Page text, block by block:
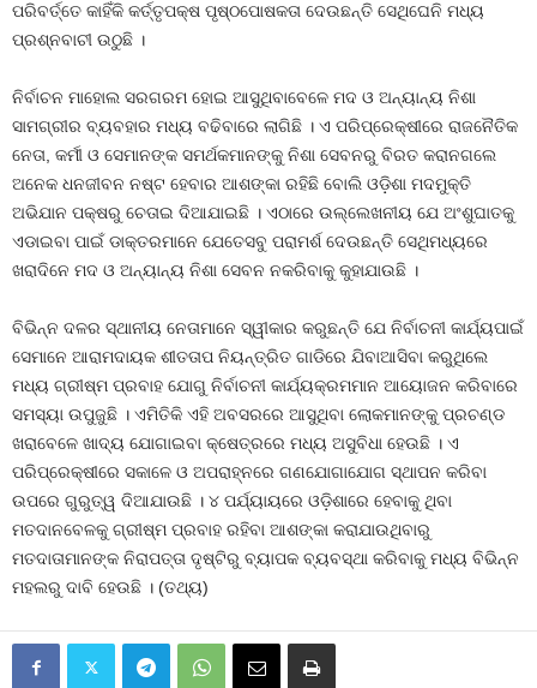
ପରିବର୍ତ୍ତେ କାହିଁକି କର୍ତ୍ତୃପକ୍ଷ ପୃଷ୍ଠପୋଷକତା ଦେଉଛନ୍ତି ସେଥିଘେନି ମଧ୍ୟ
ପ୍ରଶ୍ନବାଚୀ ଉଠୁଛି ।
ନିର୍ବାଚନ ମାହୋଲ ସରଗରମ ହୋଇ ଆସୁଥିବାବେଳେ ମଦ ଓ ଅନ୍ୟାନ୍ୟ ନିଶା
ସାମଗ୍ରୀର ବ୍ୟବହାର ମଧ୍ୟ ବଢିବାରେ ଲାଗିଛି । ଏ ପରିପ୍ରେକ୍ଷୀରେ ରାଜନୈତିକ
ନେତା, କର୍ମୀ ଓ ସେମାନଙ୍କ ସମର୍ଥକମାନଙ୍କୁ ନିଶା ସେବନରୁ ବିରତ କରାନଗଲେ
ଅନେକ ଧନଜୀବନ ନଷ୍ଟ ହେବାର ଆଶଙ୍କା ରହିଛି ବୋଲି ଓଡ଼ିଶା ମଦମୁକ୍ତି
ଅଭିଯାନ ପକ୍ଷରୁ ଚେତାଇ ଦିଆଯାଇଛି । ଏଠାରେ ଉଲ୍ଲେଖନୀୟ ଯେ ଅଂଶୁଘାତକୁ
ଏଡାଇବା ପାଇଁ ଡାକ୍ତରମାନେ ଯେତେସବୁ ପରାମର୍ଶ ଦେଉଛନ୍ତି ସେଥିମଧ୍ୟରେ
ଖରାଦିନେ ମଦ ଓ ଅନ୍ୟାନ୍ୟ ନିଶା ସେବନ ନକରିବାକୁ କୁହାଯାଉଛି ।
ବିଭିନ୍ନ ଦଳର ସ୍ଥାନୀୟ ନେତାମାନେ ସ୍ୱୀକାର କରୁଛନ୍ତି ଯେ ନିର୍ବାଚନୀ କାର୍ଯ୍ୟପାଇଁ
ସେମାନେ ଆରାମଦାୟକ ଶୀତତାପ ନିୟନ୍ତ୍ରିତ ଗାଡିରେ ଯିବାଆସିବା କରୁଥିଲେ
ମଧ୍ୟ ଗ୍ରୀଷ୍ମ ପ୍ରବାହ ଯୋଗୁ ନିର୍ବାଚନୀ କାର୍ଯ୍ୟକ୍ରମମାନ ଆୟୋଜନ କରିବାରେ
ସମସ୍ୟା ଉପୁଜୁଛି । ଏମିତିକି ଏହି ଅବସରରେ ଆସୁଥିବା ଲୋକମାନଙ୍କୁ ପ୍ରଚଣ୍ଡ
ଖରାବେଳେ ଖାଦ୍ୟ ଯୋଗାଇବା କ୍ଷେତ୍ରରେ ମଧ୍ୟ ଅସୁବିଧା ହେଉଛି । ଏ
ପରିପ୍ରେକ୍ଷୀରେ ସକାଳେ ଓ ଅପରାହ୍ନରେ ଗଣଯୋଗାଯୋଗ ସ୍ଥାପନ କରିବା
ଉପରେ ଗୁରୁତ୍ୱ ଦିଆଯାଉଛି । ୪ ପର୍ଯ୍ୟାୟରେ ଓଡ଼ିଶାରେ ହେବାକୁ ଥିବା
ମତଦାନବେଳକୁ ଗ୍ରୀଷ୍ମ ପ୍ରବାହ ରହିବା ଆଶଙ୍କା କରାଯାଉଥିବାରୁ
ମତଦାତାମାନଙ୍କ ନିରାପତ୍ତା ଦୃଷ୍ଟିରୁ ବ୍ୟାପକ ବ୍ୟବସ୍ଥା କରିବାକୁ ମଧ୍ୟ ବିଭିନ୍ନ
ମହଲରୁ ଦାବି ହେଉଛି । (ତଥ୍ୟ)